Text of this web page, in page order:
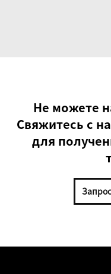
Не можете
Свяжитесь с
для